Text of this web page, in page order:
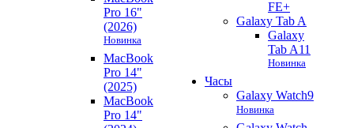
Pro 16"
(2026)
Новинка
MacBook
Pro 14"
(2025)
MacBook
Pro 14"
FE+
Galaxy Tab A
Galaxy
Tab A11
Новинка
Часы
Galaxy Watch9
Новинка